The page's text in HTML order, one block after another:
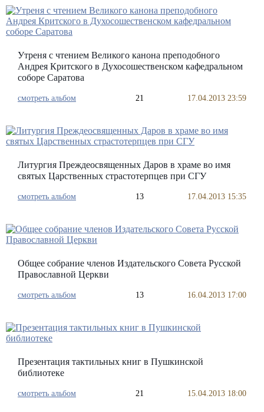
Утреня с чтением Великого канона преподобного
Андрея Критского в Духосошественском кафедральном
соборе Саратова
смотреть альбом 21 17.04.2013 23:59
Литургия Преждеосвященных Даров в храме во имя
святых Царственных страстотерпцев при СГУ
смотреть альбом 13 17.04.2013 15:35
Общее собрание членов Издательского Совета Русской
Православной Церкви
смотреть альбом 13 16.04.2013 17:00
Презентация тактильных книг в Пушкинской
библиотеке
смотреть альбом 21 15.04.2013 18:00